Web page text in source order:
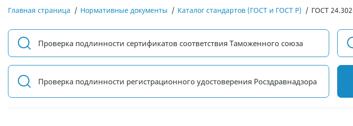
Главная страница / Нормативные документы / Каталог стандартов (ГОСТ и ГОСТ Р) / ГОСТ
Проверка подлинности сертификатов соответствия Таможенного союза
Проверка подлинности регистрационного удостоверения Росздравнадзора